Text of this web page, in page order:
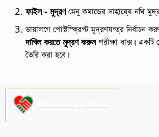
ফাইল - মুদ্রণমেনু কমান্ডের সাহায্যে নথি
ডায়ালগে পোস্টস্ক্রিপ্ট মুদ্রণযন্ত্র নির্বাচন
দাখিল করতে মুদ্রণ করুনপরীক্ষা বাক্স। একটি
তৈরি করা হবে।